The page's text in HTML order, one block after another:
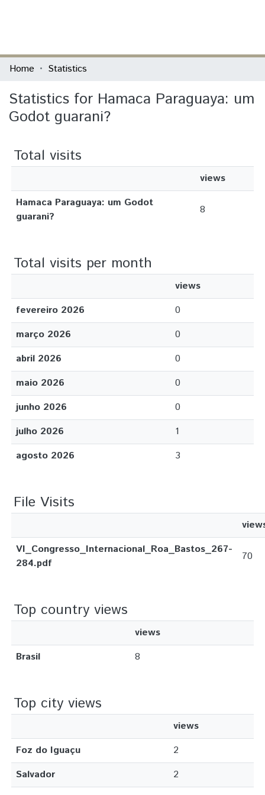
Communities & Collections
All of DSpace
Home Statistics
Statistics for Hamaca Paraguaya: um
Godot guarani?
Total visits
views
Hamaca Paraguaya: um Godot
guarani?
8
Total visits per month
views
fevereiro 2026
0
março 2026
0
abril 2026
0
maio 2026
0
junho 2026
0
julho 2026
1
agosto 2026
3
File Visits
VI_Congresso_Internacional_Roa_Bastos_267-
284.pdf
70
Top country views
views
Brasil
8
Top city views
views
Foz do Iguaçu
2
Salvador
2